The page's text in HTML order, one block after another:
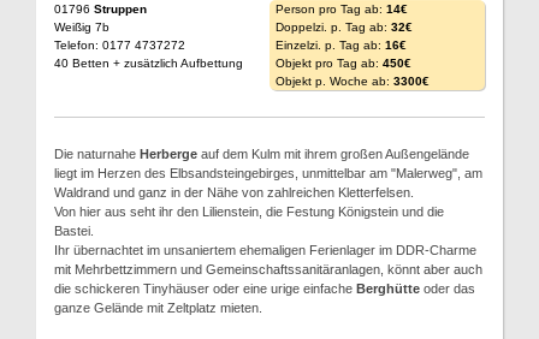
01796 Struppen
Weißig 7b
Telefon: 0177 4737272
40 Betten + zusätzlich Aufbettung
Person pro Tag ab: 14€
Doppelzi. p. Tag ab: 32€
Einzelzi. p. Tag ab: 16€
Objekt pro Tag ab: 450€
Objekt p. Woche ab: 3300€
Die naturnahe Herberge auf dem Kulm mit ihrem großen Außengelände
liegt im Herzen des Elbsandsteingebirges, unmittelbar am "Malerweg", am
Waldrand und ganz in der Nähe von zahlreichen Kletterfelsen.
Von hier aus seht ihr den Lilienstein, die Festung Königstein und die
Bastei.
Ihr übernachtet im unsaniertem ehemaligen Ferienlager im DDR-Charme
mit Mehrbettzimmern und Gemeinschaftssanitäranlagen, könnt aber auch
die schickeren Tinyhäuser oder eine urige einfache Berghütte oder das
ganze Gelände mit Zeltplatz mieten.